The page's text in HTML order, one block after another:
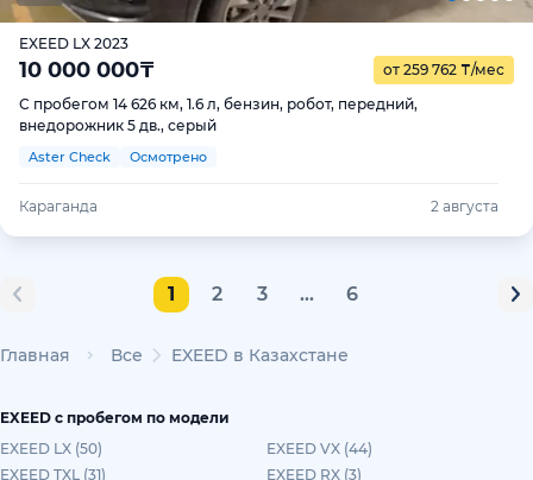
EXEED LX 2023
10 000 000₸ от 259 762 ₸/мес
С пробегом 14 626 км, 1.6 л, бензин, робот, передний,
внедорожник 5 дв., серый
Aster Check Осмотрено
Караганда 2 августа
1 2 3 ... 6
Главная Все EXEED в Казахстане
EXEED с пробегом по модели
EXEED LX (50)
EXEED VX (44)
EXEED TXL (31)
EXEED RX (3)